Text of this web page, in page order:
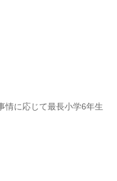
情に応じて最長小学6年生